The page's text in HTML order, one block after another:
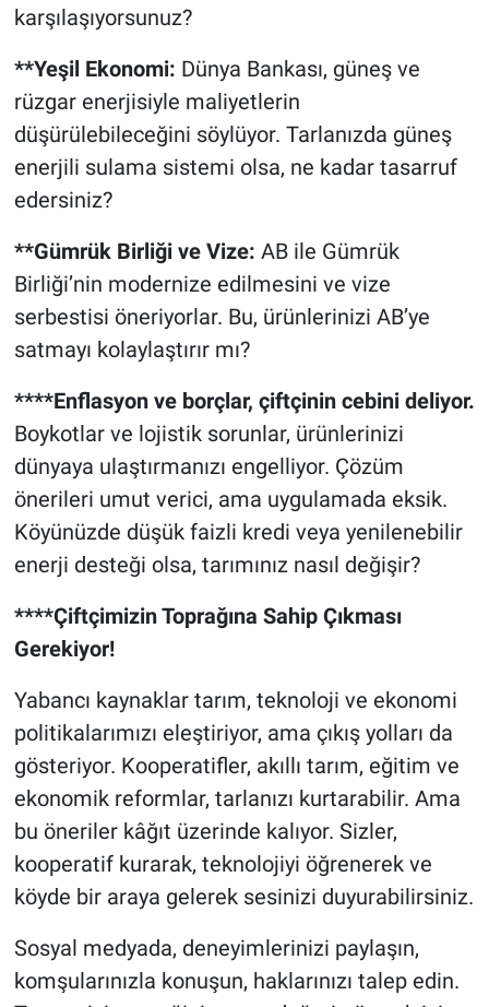
karşılaşıyorsunuz?
**Yeşil Ekonomi: Dünya Bankası, güneş ve
rüzgar enerjisiyle maliyetlerin
düşürülebileceğini söylüyor. Tarlanızda güneş
enerjili sulama sistemi olsa, ne kadar tasarruf
edersiniz?
**Gümrük Birliği ve Vize: AB ile Gümrük
Birliği’nin modernize edilmesini ve vize
serbestisi öneriyorlar. Bu, ürünlerinizi AB’ye
satmayı kolaylaştırır mı?
****Enflasyon ve borçlar, çiftçinin cebini deliyor.
Boykotlar ve lojistik sorunlar, ürünlerinizi
dünyaya ulaştırmanızı engelliyor. Çözüm
önerileri umut verici, ama uygulamada eksik.
Köyünüzde düşük faizli kredi veya yenilenebilir
enerji desteği olsa, tarımınız nasıl değişir?
****Çiftçimizin Toprağına Sahip Çıkması
Gerekiyor!
Yabancı kaynaklar tarım, teknoloji ve ekonomi
politikalarımızı eleştiriyor, ama çıkış yolları da
gösteriyor. Kooperatifler, akıllı tarım, eğitim ve
ekonomik reformlar, tarlanızı kurtarabilir. Ama
bu öneriler kâğıt üzerinde kalıyor. Sizler,
kooperatif kurarak, teknolojiyi öğrenerek ve
köyde bir araya gelerek sesinizi duyurabilirsiniz.
Sosyal medyada, deneyimlerinizi paylaşın,
komşularınızla konuşun, haklarınızı talep edin.